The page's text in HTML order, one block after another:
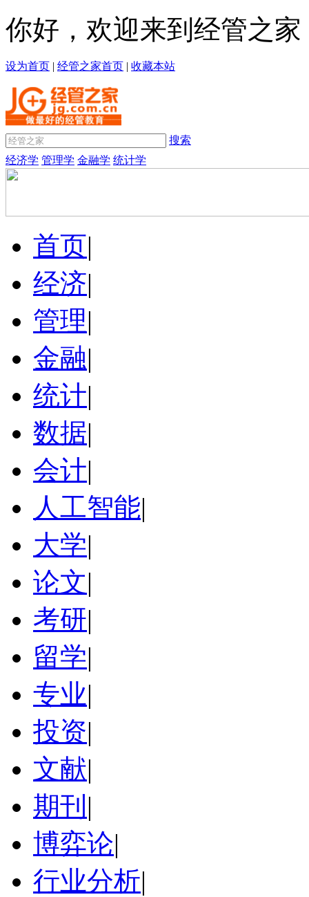
你好，欢迎来到经管之家
设为首页 | 经管之家首页 | 收藏本站
搜索
经济学 管理学 金融学 统计学
首页|
经济|
管理|
金融|
统计|
数据|
会计|
人工智能|
大学|
论文|
考研|
留学|
专业|
投资|
文献|
期刊 |
博弈论|
行业分析|